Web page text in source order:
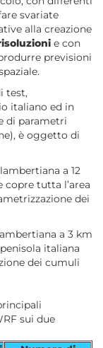
svariate
alla creazione
e con
previsioni
test,
italiano ed in
di parametri
è oggetto di
a 12
copre tutta l’area
dei
a 3 km
italiana
dei cumuli
sui due